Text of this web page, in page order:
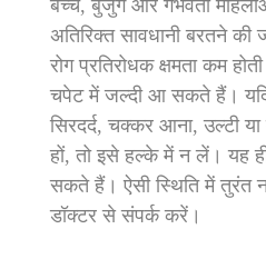
बच्चे, बुजुर्ग और गर्भवती
अतिरिक्त सावधानी बरतने
रोग प्रतिरोधक क्षमता कम
चपेट में जल्दी आ सकते हैं।
सिरदर्द, चक्कर आना, उल्टी
हों, तो इसे हल्के में न लें। यह
सकते हैं। ऐसी स्थिति में तुरंत
डॉक्टर से संपर्क करें।